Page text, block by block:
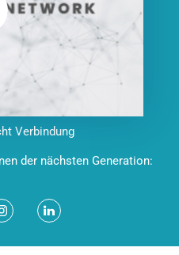
Verbindung
der nächsten Generation: